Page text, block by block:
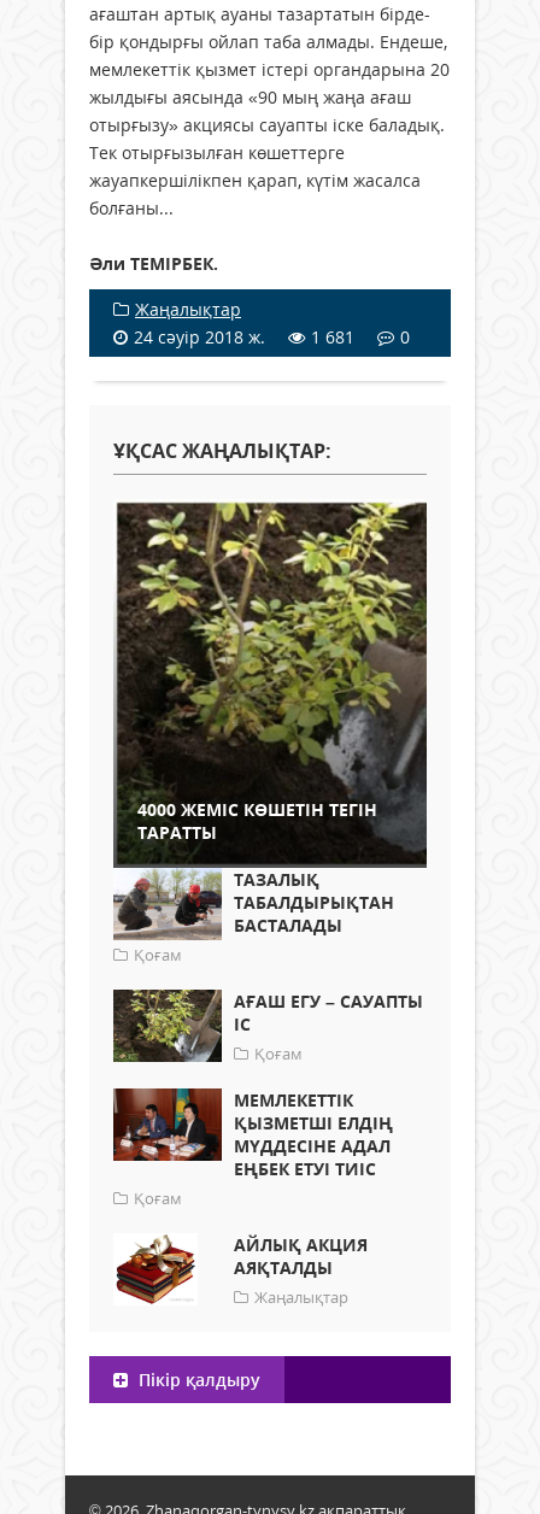
ағаштан артық ауаны тазартатын бірде-
бір қондырғы ойлап таба алмады. Ендеше,
мемлекеттік қызмет істері органдарына 20
жылдығы аясында «90 мың жаңа ағаш
отырғызу» акциясы сауапты іске баладық.
Тек отырғызылған көшеттерге
жауапкершілікпен қарап, күтім жасалса
болғаны...
Әли ТЕМІРБЕК.
Жаңалықтар
24 сәуір 2018 ж.
1 681 0
ҰҚСАС ЖАҢАЛЫҚТАР:
4000 ЖЕМІС КӨШЕТІН ТЕГІН
ТАРАТТЫ
ТАЗАЛЫҚ
ТАБАЛДЫРЫҚТАН
БАСТАЛАДЫ
Қоғам
АҒАШ ЕГУ – САУАПТЫ
ІС
Қоғам
МЕМЛЕКЕТТІК
ҚЫЗМЕТШІ ЕЛДІҢ
МҮДДЕСІНЕ АДАЛ
ЕҢБЕК ЕТУІ ТИІС
Қоғам
АЙЛЫҚ АКЦИЯ
АЯҚТАЛДЫ
Жаңалықтар
Пікір қалдыру